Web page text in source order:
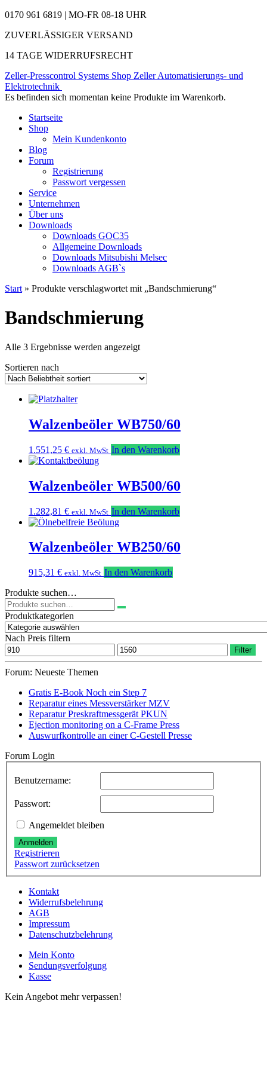
0170 961 6819 | MO-FR 08-18 UHR
ZUVERLÄSSIGER VERSAND
14 TAGE WIDERRUFSRECHT
Zeller-Presscontrol Systems Shop Zeller Automatisierungs- und
Elektrotechnik
Es befinden sich momentan keine Produkte im Warenkorb.
Startseite
Shop
Mein Kundenkonto
Blog
Forum
Registrierung
Passwort vergessen
Service
Unternehmen
Über uns
Downloads
Downloads GOC35
Allgemeine Downloads
Downloads Mitsubishi Melsec
Downloads AGB`s
Start » Produkte verschlagwortet mit „Bandschmierung“
Bandschmierung
Alle 3 Ergebnisse werden angezeigtNach
Sortieren nach
Walzenbeöler WB750/60
1.551,25 € exkl. MwSt In den Warenkorb
Walzenbeöler WB500/60
1.282,81 € exkl. MwSt In den Warenkorb
Walzenbeöler WB250/60
915,31 € exkl. MwSt In den Warenkorb
Produkte suchen…
Suchen
nach:
Produktkategorien
Nach Preis filtern
Min.
Preis
Max.
Preis
Filter
Forum: Neueste Themen
Gratis E-Book Noch ein Step 7
Reparatur eines Messverstärker MZV
Reparatur Preskraftmessgerät PKUN
Ejection monitoring on a C-Frame Press
Auswurfkontrolle an einer C-Gestell Presse
Forum Login
Benutzername:
Passwort:
Angemeldet bleiben
Anmelden
Registrieren
Passwort zurücksetzen
Kontakt
Widerrufsbelehrung
AGB
Impressum
Datenschutzbelehrung
Mein Konto
Sendungsverfolgung
Kasse
Kein Angebot mehr verpassen!